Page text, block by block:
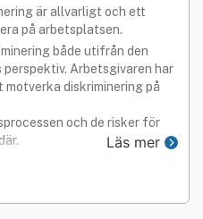
är allvarligt och ett
på arbetsplatsen.
både utifrån den
Arbetsgivaren har
diskriminering på
och de risker för
Läs mer